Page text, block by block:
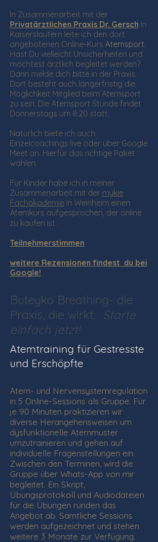
In Zusammenarbeit mit der
Privatärztlichen Praxis Dr. Gersch in
Kaiserslautern leite ich den dort
angebotenen Online-Kurs Atemsport.
Hast Du vielleicht Unsicherheiten und
möchtest ärztlich begleitet werden?
Dann melde dich bitte in der Praxis.
Dort besteht auch längerfristig die
Möglichkeit Mitglied beim Atemsport
zu sein. Die Atemsport Stunde findet
Donnerstags um 8:20 statt.
Natürlich biete ich auch
Einzelcoachings live oder über Google
Meet an. Hierfür das richtige Paket
wählen.
Für Kinder habe ich in meiner
Zusammenarbeit mit der mykie
Fachakademie in Weinheim einen
Atemkurs aufgesprochen, der online
zu kaufen ist.
Teilnehmerstimmen
weitere Rezensionen findest du bei
Google!
Buteyko Breathing- die
Praxis, die wirkt. Starte
einfach jetzt!
Atemtraining für Gestresste
und Erschöpfte
Atem- und Nervensystemregulation
in 5 Online-Sessions als Gruppe. Für
je 90 Minuten praktizieren wir
diverse Herangehensweisen um
dysfunktionelle Atemmuster
umzutrainieren und gehen auf
individuelle Fragenstellungen ein.
Zwischen den Terminen, wird die
Gruppe über Whats-App von mir
begleitet. Ein Skript,
Übungsprotokoll und Audiodateien
für die Übungen runden das
Angebot ab. Sämtliche Sessions
werden aufgezeichnet und stehen
weitere 3 Monate zur Verfügung.